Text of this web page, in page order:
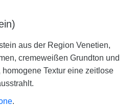
aus der Region Venetien,
cremeweißen Grundton und
Textur eine zeitlose
.